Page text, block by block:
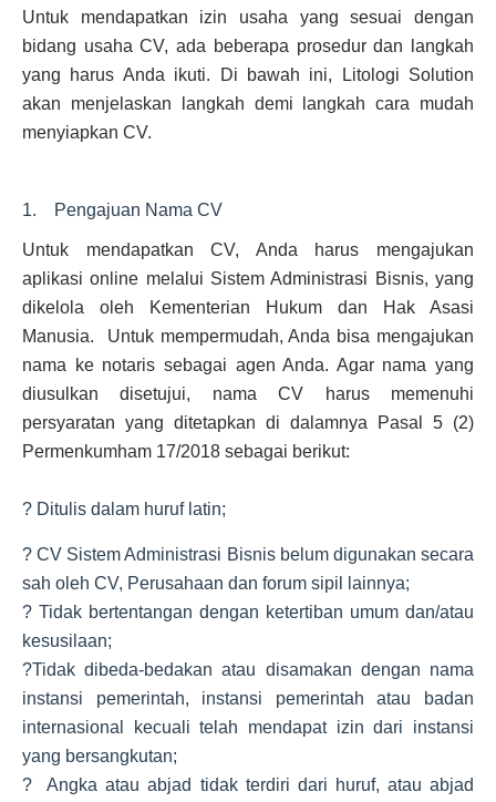
Untuk mendapatkan izin usaha yang sesuai dengan
bidang usaha CV, ada beberapa prosedur dan langkah
yang harus Anda ikuti. Di bawah ini, Litologi Solution
akan menjelaskan langkah demi langkah cara mudah
menyiapkan CV.
1. Pengajuan Nama CV
Untuk mendapatkan CV, Anda harus mengajukan
aplikasi online melalui Sistem Administrasi Bisnis, yang
dikelola oleh Kementerian Hukum dan Hak Asasi
Manusia. Untuk mempermudah, Anda bisa mengajukan
nama ke notaris sebagai agen Anda. Agar nama yang
diusulkan disetujui, nama CV harus memenuhi
persyaratan yang ditetapkan di dalamnya Pasal 5 (2)
Permenkumham 17/2018 sebagai berikut:
? Ditulis dalam huruf latin;
? CV Sistem Administrasi Bisnis belum digunakan secara
sah oleh CV, Perusahaan dan forum sipil lainnya;
? Tidak bertentangan dengan ketertiban umum dan/atau
kesusilaan;
?Tidak dibeda-bedakan atau disamakan dengan nama
instansi pemerintah, instansi pemerintah atau badan
internasional kecuali telah mendapat izin dari instansi
yang bersangkutan;
? Angka atau abjad tidak terdiri dari huruf, atau abjad